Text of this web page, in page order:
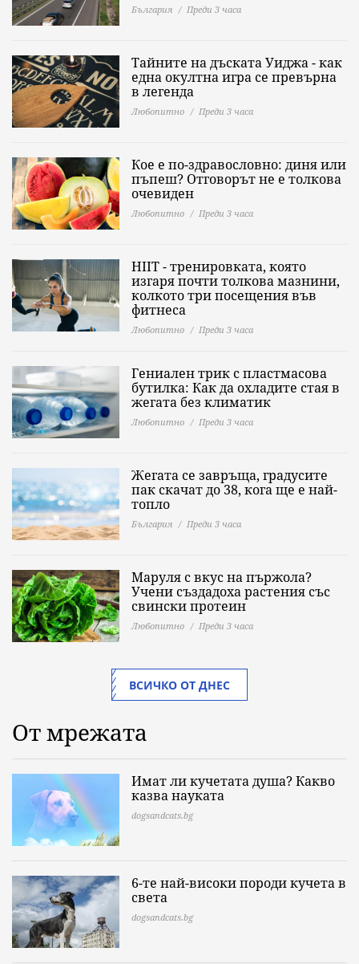
България Преди 3 часа
Тайните на дъската Уиджа - как
една окултна игра се превърна
в легенда
Любопитно Преди 3 часа
Кое е по-здравословно: диня или
пъпеш? Отговорът не е толкова
очевиден
Любопитно Преди 3 часа
HIIT - тренировката, която
изгаря почти толкова мазнини,
колкото три посещения във
фитнеса
Любопитно Преди 3 часа
Гениален трик с пластмасова
бутилка: Как да охладите стая в
жегата без климатик
Любопитно Преди 3 часа
Жегата се завръща, градусите
пак скачат до 38, кога ще е най-
топло
България Преди 3 часа
Маруля с вкус на пържола?
Учени създадоха растения със
свински протеин
Любопитно Преди 3 часа
ВСИЧКО ОТ ДНЕС
От мрежата
Имат ли кучетата душа? Какво
казва науката
dogsandcats.bg
6-те най-високи породи кучета в
света
dogsandcats.bg